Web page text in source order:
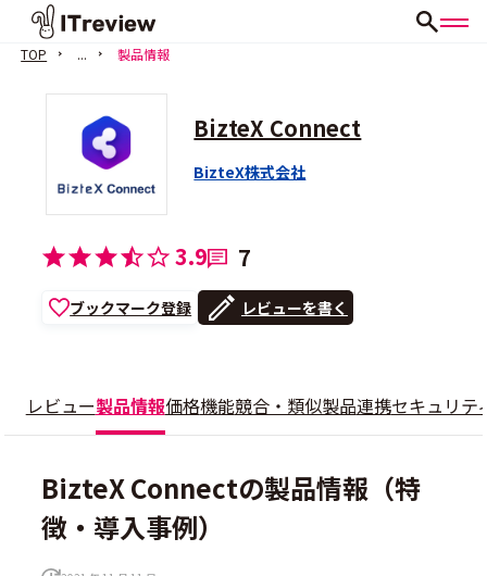
TOP ... 製品情報
BizteX Connect
BizteX株式会社
3.9 7
ブックマーク登録 レビューを書く
レビュー製品情報価格機能競合・類似製品連携セキュリテ
BizteX Connectの製品情報（特
徴・導入事例）